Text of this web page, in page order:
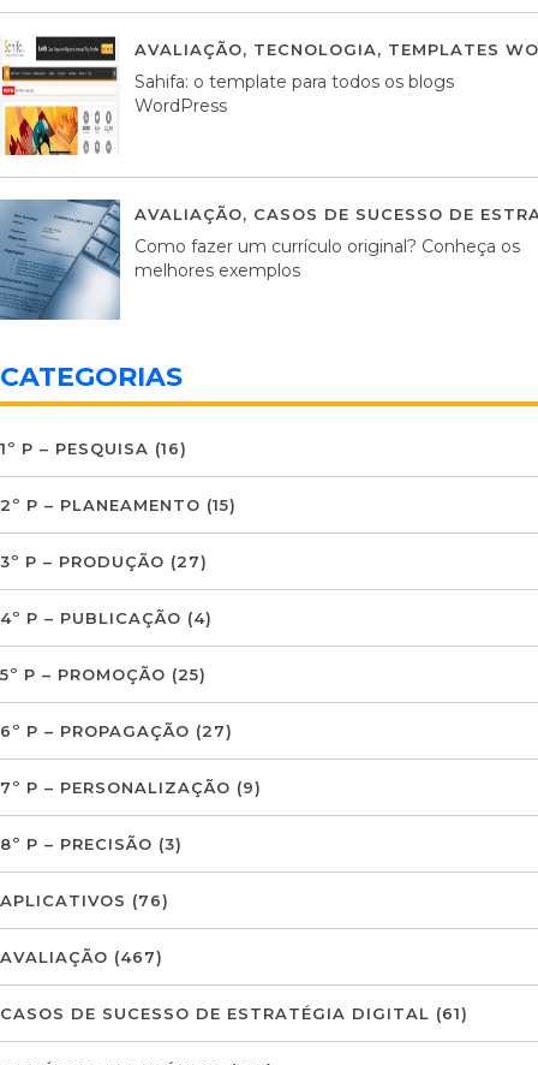
AVALIAÇÃO, TECNOLOGIA, TEMPLATES
Sahifa: o template para todos os blogs
WordPress
AVALIAÇÃO, CASOS DE SUCESSO DE
Como fazer um currículo original? Conheça os
melhores exemplos
CATEGORIAS
1º P – PESQUISA (16)
2º P – PLANEAMENTO (15)
3º P – PRODUÇÃO (27)
4º P – PUBLICAÇÃO (4)
5º P – PROMOÇÃO (25)
6º P – PROPAGAÇÃO (27)
7º P – PERSONALIZAÇÃO (9)
8º P – PRECISÃO (3)
APLICATIVOS (76)
AVALIAÇÃO (467)
CASOS DE SUCESSO DE ESTRATÉGIA DIGITAL (61)